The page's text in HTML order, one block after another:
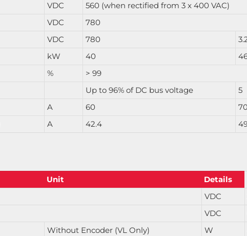
VDC
560 (when rectified from 3 x 400 VAC)
VDC
780
VDC 780
kW 40
%
> 99
Up to 96% of DC bus voltage
5
A 60
A 42.4
Unit
Details
VDC
VDC
Without Encoder (VL Only) W